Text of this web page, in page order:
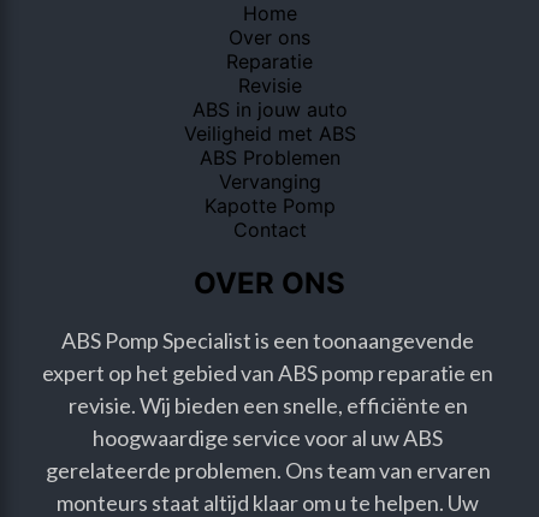
Home
Over ons
Reparatie
Revisie
ABS in jouw auto
Veiligheid met ABS
ABS Problemen
Vervanging
Kapotte Pomp
Contact
OVER ONS
ABS Pomp Specialist is een toonaangevende
expert op het gebied van ABS pomp reparatie en
revisie. Wij bieden een snelle, efficiënte en
hoogwaardige service voor al uw ABS
gerelateerde problemen. Ons team van ervaren
monteurs staat altijd klaar om u te helpen. Uw